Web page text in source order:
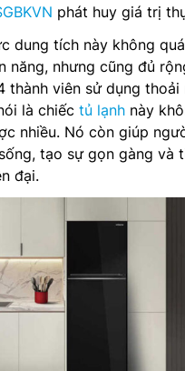
phát huy giá trị
dung tích này không
năng, nhưng cũng đủ
thành viên sử dụng thoải
là chiếc tủ lạnh này
nhiều. Nó còn giúp
tạo sự gọn gàng và
đại.